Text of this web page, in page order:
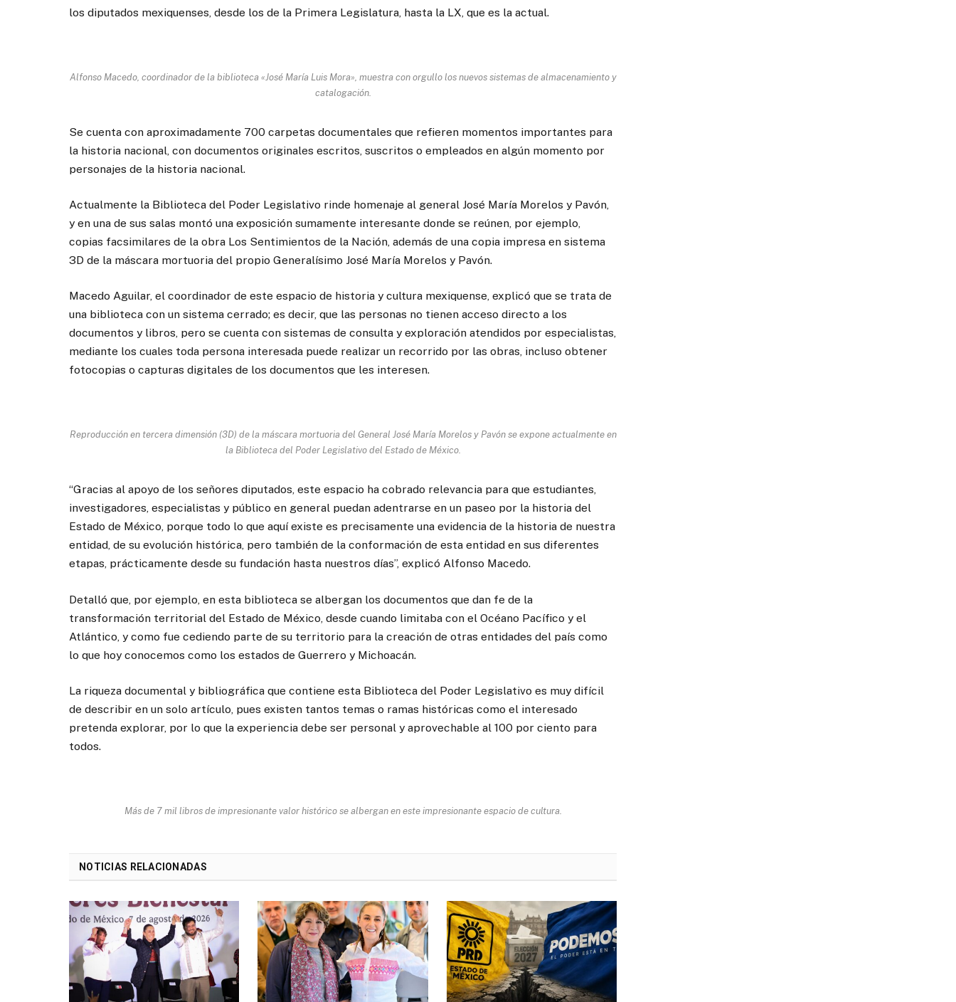
los diputados mexiquenses, desde los de la Primera Legislatura, hasta la LX, que es la actual.
Alfonso Macedo, coordinador de la biblioteca «José María Luis Mora», muestra con orgullo los nuevos sistemas de almacenamiento y
catalogación.
Se cuenta con aproximadamente 700 carpetas documentales que refieren momentos importantes para
la historia nacional, con documentos originales escritos, suscritos o empleados en algún momento por
personajes de la historia nacional.
Actualmente la Biblioteca del Poder Legislativo rinde homenaje al general José María Morelos y Pavón,
y en una de sus salas montó una exposición sumamente interesante donde se reúnen, por ejemplo,
copias facsimilares de la obra Los Sentimientos de la Nación, además de una copia impresa en sistema
3D de la máscara mortuoria del propio Generalísimo José María Morelos y Pavón.
Macedo Aguilar, el coordinador de este espacio de historia y cultura mexiquense, explicó que se trata de
una biblioteca con un sistema cerrado; es decir, que las personas no tienen acceso directo a los
documentos y libros, pero se cuenta con sistemas de consulta y exploración atendidos por especialistas,
mediante los cuales toda persona interesada puede realizar un recorrido por las obras, incluso obtener
fotocopias o capturas digitales de los documentos que les interesen.
Reproducción en tercera dimensión (3D) de la máscara mortuoria del General José María Morelos y Pavón se expone actualmente en
la Biblioteca del Poder Legislativo del Estado de México.
“Gracias al apoyo de los señores diputados, este espacio ha cobrado relevancia para que estudiantes,
investigadores, especialistas y público en general puedan adentrarse en un paseo por la historia del
Estado de México, porque todo lo que aquí existe es precisamente una evidencia de la historia de nuestra
entidad, de su evolución histórica, pero también de la conformación de esta entidad en sus diferentes
etapas, prácticamente desde su fundación hasta nuestros días”, explicó Alfonso Macedo.
Detalló que, por ejemplo, en esta biblioteca se albergan los documentos que dan fe de la
transformación territorial del Estado de México, desde cuando limitaba con el Océano Pacífico y el
Atlántico, y como fue cediendo parte de su territorio para la creación de otras entidades del país como
lo que hoy conocemos como los estados de Guerrero y Michoacán.
La riqueza documental y bibliográfica que contiene esta Biblioteca del Poder Legislativo es muy difícil
de describir en un solo artículo, pues existen tantos temas o ramas históricas como el interesado
pretenda explorar, por lo que la experiencia debe ser personal y aprovechable al 100 por ciento para
todos.
Más de 7 mil libros de impresionante valor histórico se albergan en este impresionante espacio de cultura.
NOTICIAS RELACIONADAS